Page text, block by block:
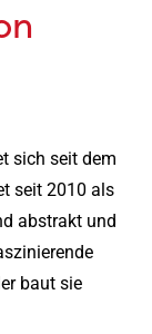
sich seit dem
seit 2010 als
abstrakt und
baut sie